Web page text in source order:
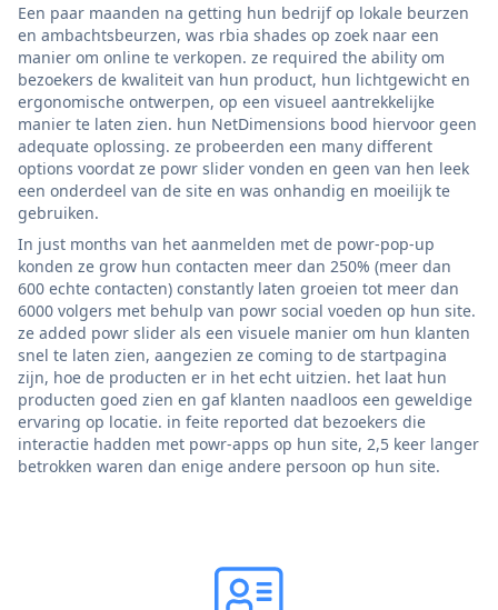
Een paar maanden na getting hun bedrijf op lokale beurzen
en ambachtsbeurzen, was rbia shades op zoek naar een
manier om online te verkopen. ze required the ability om
bezoekers de kwaliteit van hun product, hun lichtgewicht en
ergonomische ontwerpen, op een visueel aantrekkelijke
manier te laten zien. hun NetDimensions bood hiervoor geen
adequate oplossing. ze probeerden een many different
options voordat ze powr slider vonden en geen van hen leek
een onderdeel van de site en was onhandig en moeilijk te
gebruiken.
In just months van het aanmelden met de powr-pop-up
konden ze grow hun contacten meer dan 250% (meer dan
600 echte contacten) constantly laten groeien tot meer dan
6000 volgers met behulp van powr social voeden op hun site.
ze added powr slider als een visuele manier om hun klanten
snel te laten zien, aangezien ze coming to de startpagina
zijn, hoe de producten er in het echt uitzien. het laat hun
producten goed zien en gaf klanten naadloos een geweldige
ervaring op locatie. in feite reported dat bezoekers die
interactie hadden met powr-apps op hun site, 2,5 keer langer
betrokken waren dan enige andere persoon op hun site.